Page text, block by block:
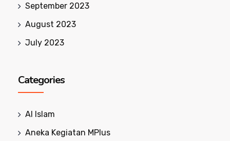
September 2023
August 2023
July 2023
Categories
Al Islam
Aneka Kegiatan MPlus